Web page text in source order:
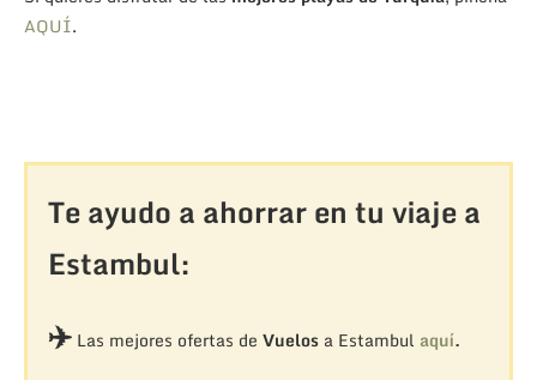
AQUÍ.
Te ayudo a ahorrar en tu viaje a
Estambul:
✈️Las mejores ofertas de Vuelosa Estambul aquí.